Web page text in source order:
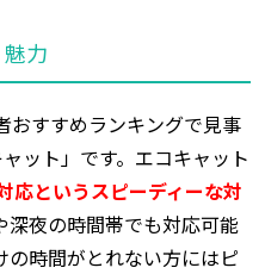
力
おすすめランキングで見事
ット」です。エコキャット
応というスピーディーな対
深夜の時間帯でも対応可能
の時間がとれない方にはピ